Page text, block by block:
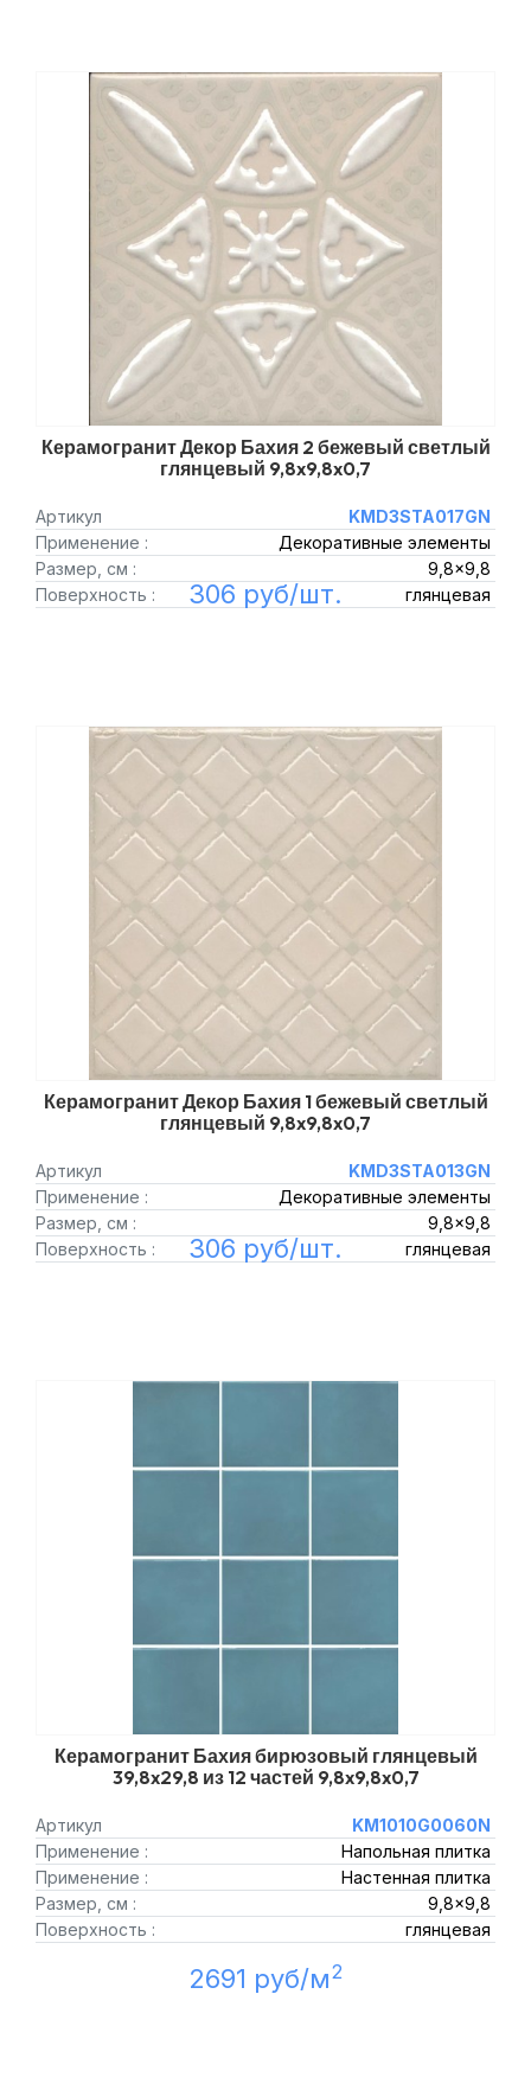
Керамогранит Декор Бахия 2 бежевый светлый
глянцевый 9,8x9,8x0,7
Артикул
KMD3STA017GN
Применение :
Декоративные элементы
Размер, см :
9,8x9,8
Поверхность :
глянцевая
306 руб/шт.
Керамогранит Декор Бахия 1 бежевый светлый
глянцевый 9,8x9,8x0,7
Артикул
KMD3STA013GN
Применение :
Декоративные элементы
Размер, см :
9,8x9,8
Поверхность :
глянцевая
306 руб/шт.
Керамогранит Бахия бирюзовый глянцевый
39,8x29,8 из 12 частей 9,8x9,8x0,7
Артикул
KM1010G0060N
Применение :
Напольная плитка
Применение :
Настенная плитка
Размер, см :
9,8x9,8
Поверхность :
глянцевая
2691 руб/м2